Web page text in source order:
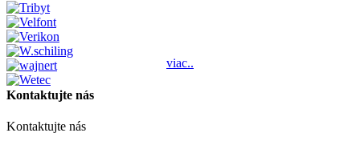
viac..
Kontaktujte nás
Kontaktujte nás